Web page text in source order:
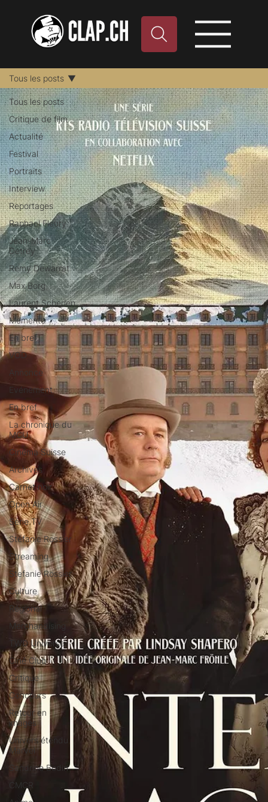
Tous les posts
Critique de film
Actualité
Festival
Portraits
Interview
Reportages
Raphael Fleury
Jean-Marc
Detrey
Remy Dewarrat
Max Borg
Laurent Scherlen
Memento
En bref
VOD
Annonce
Evénement
En bref
La chronique du
MCU
Cinéma Suisse
Archives
Carnet noir
Open Air
Série TV
Stéfanie Rossier
Streaming
Stefanie Rossier
Culture
Régional
Merchandising
TWD Universe
Ciné Club
Critique
Concours
Retour en
images
Univers étendu
Marvel
Sandrine Bodin
CMCR
Tous les posts